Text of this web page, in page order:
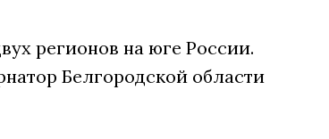
регионов на юге России.
Белгородской области